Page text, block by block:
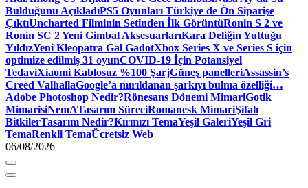
Bulduğunu AçıkladıPS5 Oyunları Türkiye de Ön Siparişe
ÇıktıUncharted Filminin Setinden İlk GörüntüRonin S 2 ve
Ronin SC 2 Yeni Gimbal AksesuarlarıKara Deliğin Yuttuğu
YıldızYeni Kleopatra Gal GadotXbox Series X ve Series S için
optimize edilmiş 31 oyunCOVID-19 İçin Potansiyel
TedaviXiaomi Kablosuz %100 ŞarjGüneş panelleriAssassin’s
Creed ValhallaGoogle’a mırıldanan şarkıyı bulma özelliği…
Adobe Photoshop Nedir?Rönesans Dönemi MimariGotik
MimarisiNemATasarım SüreciRomanesk MimariŞifalı
BitkilerTasarım Nedir?Kırmızı TemaYeşil GaleriYeşil Gri
TemaRenkli TemaÜcretsiz Web
06/08/2026